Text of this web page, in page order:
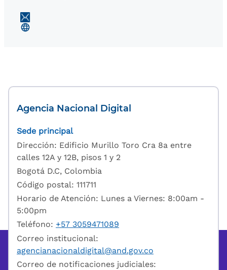
Agencia Nacional Digital
Sede principal
Dirección: Edificio Murillo Toro Cra 8a entre
calles 12A y 12B, pisos 1 y 2
Bogotá D.C, Colombia
Código postal: 111711
Horario de Atención: Lunes a Viernes: 8:00am -
5:00pm
Teléfono: +57 3059471089
Correo institucional:
agencianacionaldigital@and.gov.co
Correo de notificaciones judiciales: